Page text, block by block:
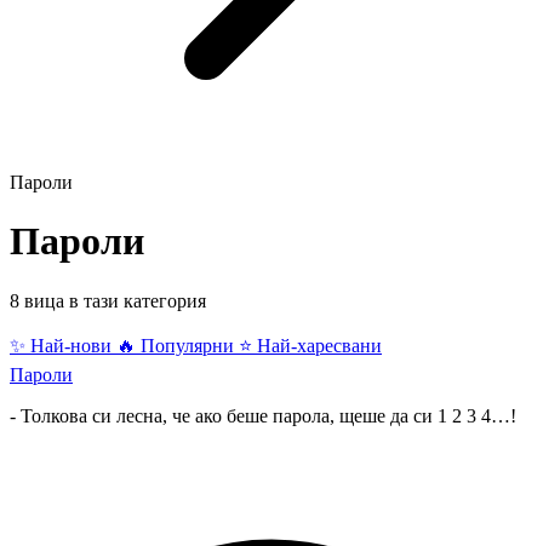
Пароли
Пароли
8 вица в тази категория
✨ Най-нови 🔥 Популярни ⭐ Най-харесвани
Пароли
- Толкова си лесна, че ако беше парола, щеше да си 1 2 3 4…!